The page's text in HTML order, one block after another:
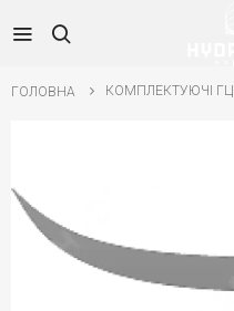
ГОЛОВНА КОМПЛЕКТУЮЧІ ГЦ